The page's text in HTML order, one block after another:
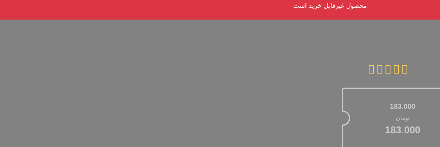
محصول غیرقابل خرید است
183.000
قیمت اصلی: تومان183.000 بود.تومان
183.000 قیمت فعلی: تومان183.000.